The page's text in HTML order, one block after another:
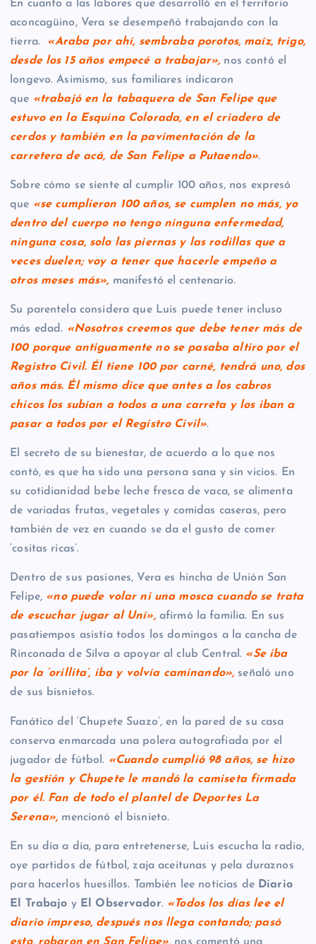
En cuanto a las labores que desarrolló en el territorio
aconcagüino, Vera se desempeñó trabajando con la
tierra. «Araba por ahí, sembraba porotos, maíz, trigo,
desde los 15 años empecé a trabajar»,nos contó el
longevo. Asimismo, sus familiares indicaron
que «trabajó en la tabaquera de San Felipe que
estuvo en la Esquina Colorada, en el criadero de
cerdos y también en la pavimentación de la
carretera de acá, de San Felipe a Putaendo».
Sobre cómo se siente al cumplir 100 años, nos expresó
que «se cumplieron 100 años, se cumplen no más, yo
dentro del cuerpo no tengo ninguna enfermedad,
ninguna cosa, solo las piernas y las rodillas que a
veces duelen; voy a tener que hacerle empeño a
otros meses más», manifestó el centenario.
Su parentela considera que Luis puede tener incluso
más edad. «Nosotros creemos que debe tener más de
100 porque antiguamente no se pasaba altiro por el
Registro Civil. Él tiene 100 por carné, tendrá uno, dos
años más. Él mismo dice que antes a los cabros
chicos los subían a todos a una carreta y los iban a
pasar a todos por el Registro Civil».
El secreto de su bienestar, de acuerdo a lo que nos
contó, es que ha sido una persona sana y sin vicios. En
su cotidianidad bebe leche fresca de vaca, se alimenta
de variadas frutas, vegetales y comidas caseras, pero
también de vez en cuando se da el gusto de comer
‘cositas ricas’.
Dentro de sus pasiones, Vera es hincha de Unión San
Felipe, «no puede volar ni una mosca cuando se trata
de escuchar jugar al Uní», afirmó la familia. En sus
pasatiempos asistía todos los domingos a la cancha de
Rinconada de Silva a apoyar al club Central. «Se iba
por la ‘orillita’, iba y volvía caminando», señaló uno
de sus bisnietos.
Fanático del ‘Chupete Suazo’, en la pared de su casa
conserva enmarcada una polera autografiada por el
jugador de fútbol. «Cuando cumplió 98 años, se hizo
la gestión y Chupete le mandó la camiseta firmada
por él. Fan de todo el plantel de Deportes La
Serena»,mencionó el bisnieto.
En su día a día, para entretenerse, Luis escucha la radio,
oye partidos de fútbol, zaja aceitunas y pela duraznos
para hacerlos huesillos. También lee noticias de Diario
El Trabajo yEl Observador. «Todos los días lee el
diario impreso, después nos llega contando; pasó
esto, robaron en San Felipe»,nos comentó una